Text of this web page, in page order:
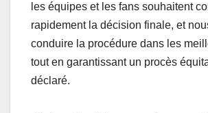
les équipes et les fans souhaitent
rapidement la décision finale, et
conduire la procédure dans les
tout en garantissant un procès
déclaré.